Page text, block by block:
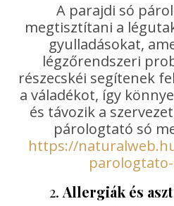
A parajdi só
megtisztítani a
gyulladásokat,
légzőrendszeri
részecskéi segítenek
a váladékot, így
és távozik a
párologtató só
https://
2. Allergiák és